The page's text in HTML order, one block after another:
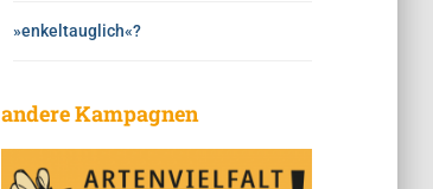
»enkeltauglich«?
andere Kampagnen